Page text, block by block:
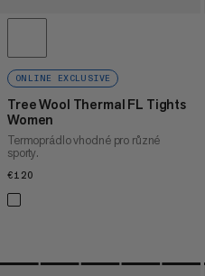
ONLINE EXCLUSIVE
Tree Wool Thermal FL Tights
Women
Termoprádlo vhodné pro různé
sporty.
€120